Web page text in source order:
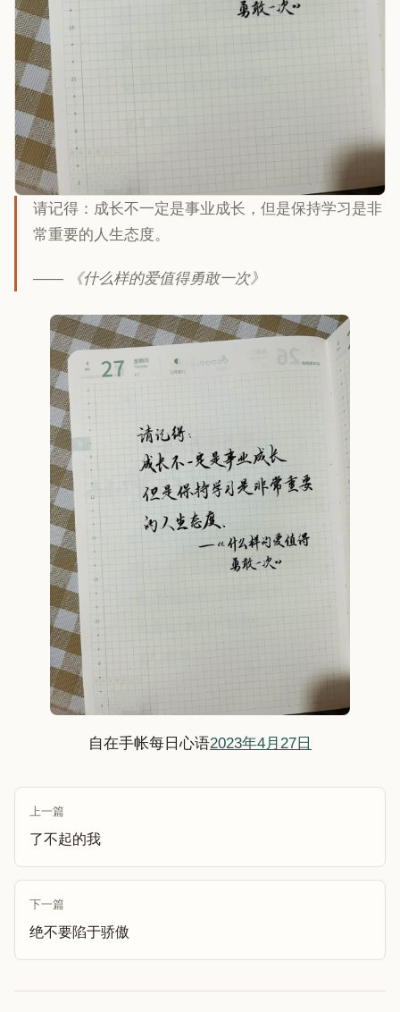
请记得：成长不一定是事业成长，但是保持学习是非
常重要的人生态度。
—— 《什么样的爱值得勇敢一次》
自在手帐每日心语2023年4月27日
上一篇
了不起的我
下一篇
绝不要陷于骄傲